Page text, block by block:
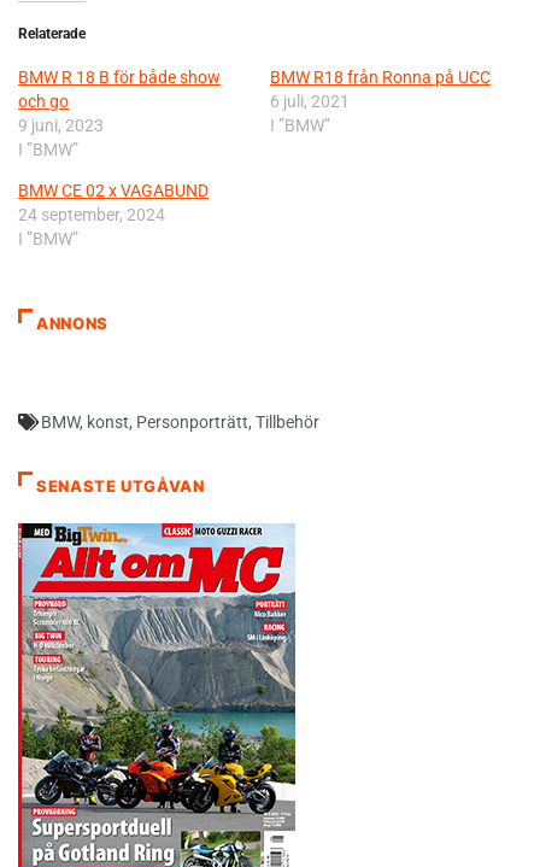
Relaterade
BMW R 18 B för både show
och go
9 juni, 2023
I ”BMW”
BMW R18 från Ronna på UCC
6 juli, 2021
I ”BMW”
BMW CE 02 x VAGABUND
24 september, 2024
I ”BMW”
ANNONS
BMW, konst, Personporträtt, Tillbehör
SENASTE UTGÅVAN